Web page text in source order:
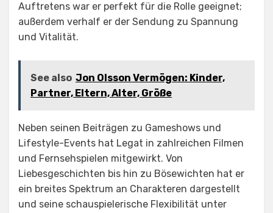
Auftretens war er perfekt für die Rolle geeignet;
außerdem verhalf er der Sendung zu Spannung
und Vitalität.
See also Jon Olsson Vermögen: Kinder,
Partner, Eltern, Alter, Größe
Neben seinen Beiträgen zu Gameshows und
Lifestyle-Events hat Legat in zahlreichen Filmen
und Fernsehspielen mitgewirkt. Von
Liebesgeschichten bis hin zu Bösewichten hat er
ein breites Spektrum an Charakteren dargestellt
und seine schauspielerische Flexibilität unter